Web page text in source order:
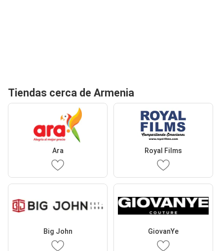
Tiendas cerca de Armenia
Ara Royal Films
Big John GiovanYe